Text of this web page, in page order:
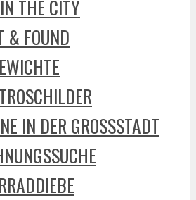
THE CITY
& FOUND
IN DER GROSSSTADT